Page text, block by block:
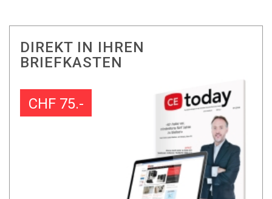
DIREKT IN IHREN
BRIEFKASTEN
CHF 75.-